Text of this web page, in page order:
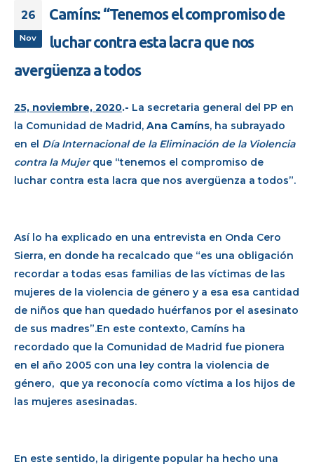
26
Nov
Camíns: “Tenemos el compromiso de
luchar contra esta lacra que nos
avergüenza a todos
25, noviembre, 2020.- La secretaria general del PP en
la Comunidad de Madrid, Ana Camíns, ha subrayado
en el Día Internacional de la Eliminación de la Violencia
contra la Mujerque “tenemos el compromiso de
luchar contra esta lacra que nos avergüenza a todos”.
Así lo ha explicado en una entrevista en Onda Cero
Sierra, en donde ha recalcado que “es una obligación
recordar a todas esas familias de las víctimas de las
mujeres de la violencia de género y a esa esa cantidad
de niños que han quedado huérfanos por el asesinato
de sus madres”.En este contexto, Camíns ha
recordado que la Comunidad de Madrid fue pionera
en el año 2005 con una ley contra la violencia de
género, que ya reconocía como víctima a los hijos de
las mujeres asesinadas.
En este sentido, la dirigente popular ha hecho una